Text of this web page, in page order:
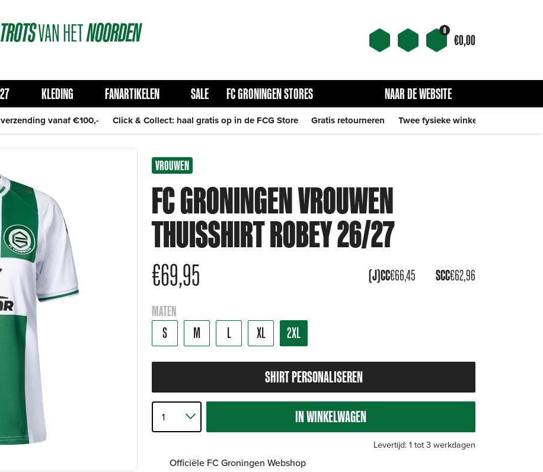
TROTSVANHETNOORDEN 0
€0,00
KLEDING FANARTIKELEN SALE FC GRONINGEN STORES NAAR DE WEBSITE
vanaf €100,- Click & Collect: haal gratis op in de FCG Store Gratis retourneren Twee fysieke winkels
VROUWEN
FC GRONINGEN VROUWEN
THUISSHIRT ROBEY 26/27
€69,95 (J)CC€66,45 SCC€62,96
MATEN
S M L XL 2XL
SHIRT PERSONALISEREN
IN WINKELWAGEN
Levertijd: 1 tot 3 werkdagen
Officiële FC Groningen Webshop